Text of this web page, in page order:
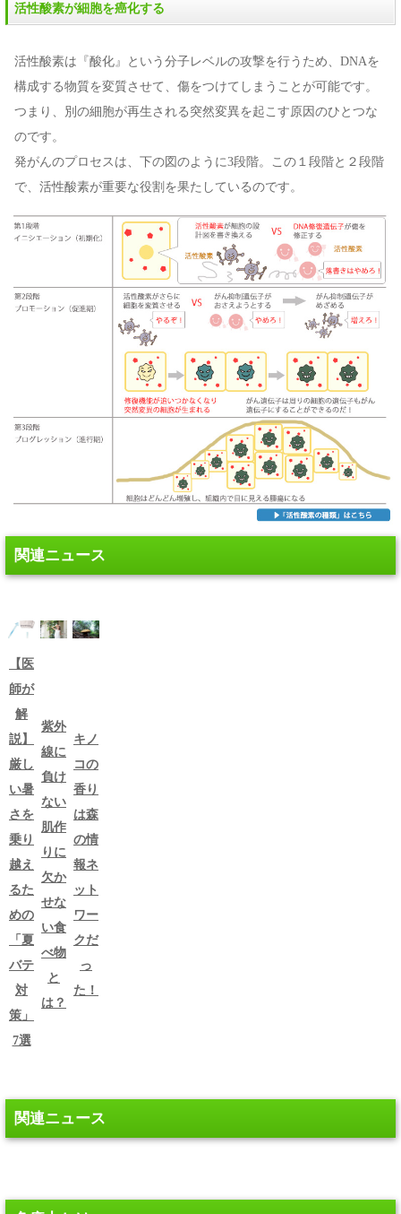
活性酸素が細胞を癌化する
活性酸素は『酸化』という分子レベルの攻撃を行うため、DNAを
構成する物質を変質させて、傷をつけてしまうことが可能です。
つまり、別の細胞が再生される突然変異を起こす原因のひとつな
のです。
発がんのプロセスは、下の図のように3段階。この１段階と２段階
で、活性酸素が重要な役割を果たしているのです。
関連ニュース
【医
師が
解
説】
厳し
い暑
さを
乗り
越え
るた
めの
「夏
バテ
対
策」
7選
紫外
線に
負け
ない
肌作
りに
欠か
せな
い食
べ物
と
は？
キノ
コの
香り
は森
の情
報ネ
ット
ワー
クだ
っ
た！
関連ニュース